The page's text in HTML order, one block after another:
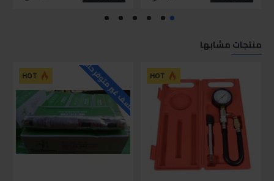
منتجات مشابها
HOT
HOT للاسف غير متوفر حاليا